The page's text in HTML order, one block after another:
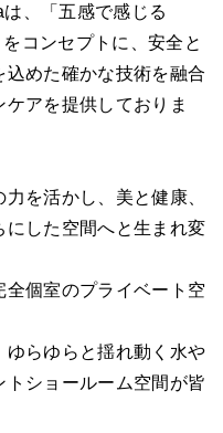
、「五感で感じる
コンセプトに、安全と
めた確かな技術を融合
アを提供しておりま
を活かし、美と健康、
にした空間へと生まれ変
全個室のプライベート空
らゆらと揺れ動く水や
トショールーム空間が皆